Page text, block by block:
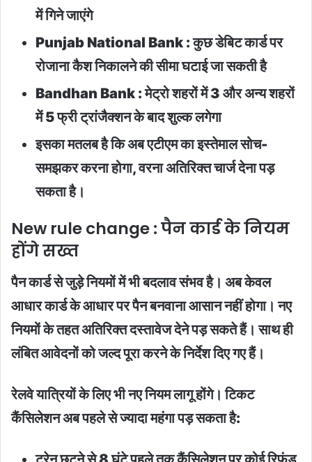
में गिने जाएंगे
Punjab National Bank : कुछ डेबिट कार्ड पर
रोजाना कैश निकालने की सीमा घटाई जा सकती है
Bandhan Bank : मेट्रो शहरों में 3 और अन्य शहरों
में 5 फ्री ट्रांजैक्शन के बाद शुल्क लगेगा
इसका मतलब है कि अब एटीएम का इस्तेमाल सोच-
समझकर करना होगा, वरना अतिरिक्त चार्ज देना पड़
सकता है।
New rule change : पैन कार्ड के नियम
होंगे सख्त
पैन कार्ड से जुड़े नियमों में भी बदलाव संभव है। अब केवल
आधार कार्ड के आधार पर पैन बनवाना आसान नहीं होगा। नए
नियमों के तहत अतिरिक्त दस्तावेज देने पड़ सकते हैं। साथ ही
लंबित आवेदनों को जल्द पूरा करने के निर्देश दिए गए हैं।
रेलवे यात्रियों के लिए भी नए नियम लागू होंगे। टिकट
कैंसिलेशन अब पहले से ज्यादा महंगा पड़ सकता है: